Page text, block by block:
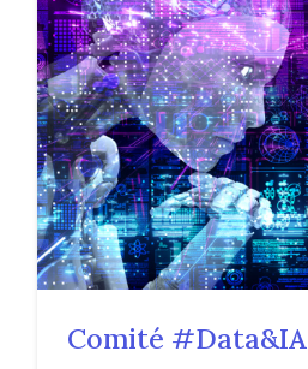
Comité #Data&IA